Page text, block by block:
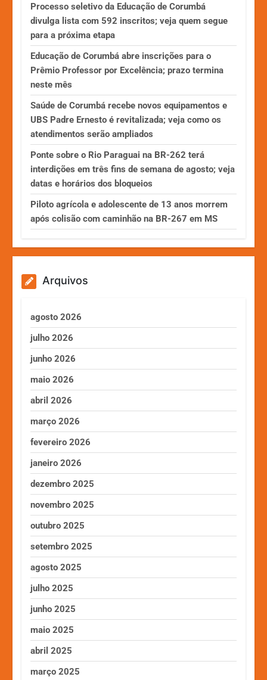
Processo seletivo da Educação de Corumbá
divulga lista com 592 inscritos; veja quem segue
para a próxima etapa
Educação de Corumbá abre inscrições para o
Prêmio Professor por Excelência; prazo termina
neste mês
Saúde de Corumbá recebe novos equipamentos e
UBS Padre Ernesto é revitalizada; veja como os
atendimentos serão ampliados
Ponte sobre o Rio Paraguai na BR-262 terá
interdições em três fins de semana de agosto; veja
datas e horários dos bloqueios
Piloto agrícola e adolescente de 13 anos morrem
após colisão com caminhão na BR-267 em MS
Arquivos
agosto 2026
julho 2026
junho 2026
maio 2026
abril 2026
março 2026
fevereiro 2026
janeiro 2026
dezembro 2025
novembro 2025
outubro 2025
setembro 2025
agosto 2025
julho 2025
junho 2025
maio 2025
abril 2025
março 2025